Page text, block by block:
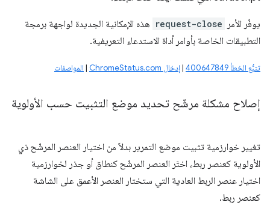
يوفّر الأمر request-close هذه الإمكانية الجديدة لواجهة برمجة
التطبيقات الخاصة بأوامر أداة الاستدعاء التعريفية.
تتبُّع الخطأ ‎400647849 |إدخال ChromeStatus.com |المواصفات
إصلاح مشكلة مرشّح تحديد موضع التثبيت حسب الأولوية
تغيير خوارزمية تثبيت موضع التمرير بدلاً من اختيار العنصر المرشّح ذي
الأولوية كعنصر ربط، اختَر العنصر المرشّح كنطاق أو جذر لخوارزمية
اختيار عنصر الربط العادية التي ستختار العنصر الأعمق على الشاشة
كعنصر ربط.